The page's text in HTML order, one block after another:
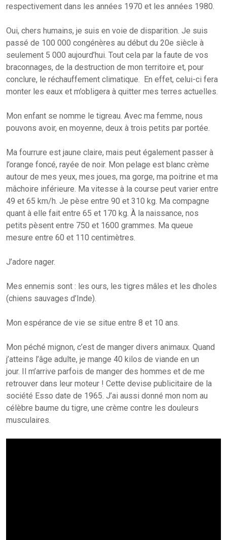
respectivement dans les années 1970 et les années 1980.
Oui, chers humains, je suis en voie de disparition. Je suis
passé de 100 000 congénères au début du 20e siècle à
seulement 5 000 aujourd’hui. Tout cela par la faute de vos
braconnages, de la destruction de mon territoire et, pour
conclure, le réchauffement climatique. En effet, celui-ci fera
monter les eaux et m’obligera à quitter mes terres actuelles.
Mon enfant se nomme le tigreau. Avec ma femme, nous
pouvons avoir, en moyenne, deux à trois petits par portée.
Ma fourrure est jaune claire, mais peut également passer à
l’orange foncé, rayée de noir. Mon pelage est blanc crème
autour de mes yeux, mes joues, ma gorge, ma poitrine et ma
mâchoire inférieure. Ma vitesse à la course peut varier entre
49 et 65 km/h. Je pèse entre 90 et 310 kg. Ma compagne
quant à elle fait entre 65 et 170 kg. À la naissance, nos
petits pèsent entre 750 et 1600 grammes. Ma queue
mesure entre 60 et 110 centimètres.
J’adore nager.
Mes ennemis sont : les ours, les tigres mâles et les dholes
(chiens sauvages d’Inde).
Mon espérance de vie se situe entre 8 et 10 ans.
Mon péché mignon, c’est de manger divers animaux. Quand
j’atteins l’âge adulte, je mange 40 kilos de viande en un
jour. Il m’arrive parfois de manger des hommes et de me
retrouver dans leur moteur ! Cette devise publicitaire de la
société Esso date de 1965. J’ai aussi donné mon nom au
célèbre baume du tigre, une crème contre les douleurs
musculaires.